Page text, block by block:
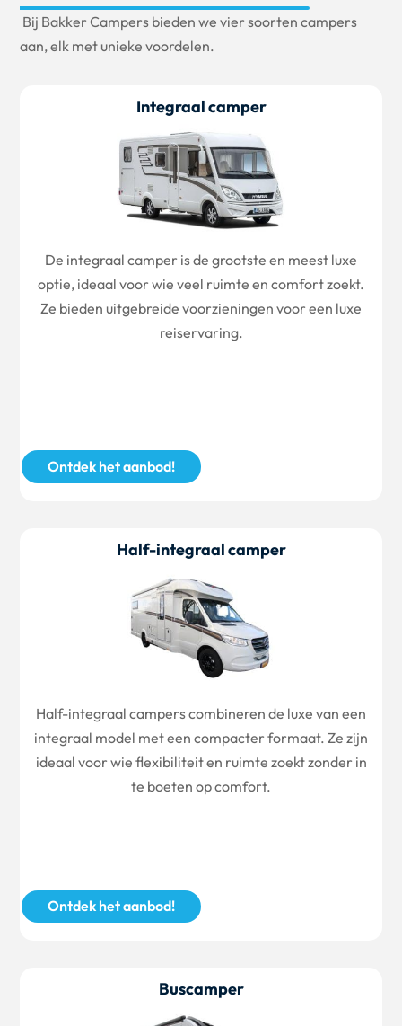
Bij Bakker Campers bieden we vier soorten campers
aan, elk met unieke voordelen.
Integraal camper
De integraal camper is de grootste en meest luxe
optie, ideaal voor wie veel ruimte en comfort zoekt.
Ze bieden uitgebreide voorzieningen voor een luxe
reiservaring.
Ontdek het aanbod!
Half-integraal camper
Half-integraal campers combineren de luxe van een
integraal model met een compacter formaat. Ze zijn
ideaal voor wie flexibiliteit en ruimte zoekt zonder in
te boeten op comfort.
Ontdek het aanbod!
Buscamper